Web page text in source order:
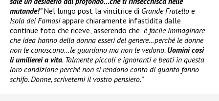
mutande!”Nel lungo post la vincitrice di Grande Fratello e
Isola dei Famosiappare chiaramente infastidita dalle
continue foto che riceve, asserendo che: è facile immaginare
che idea hanno della donna esseri del genere…perché le donne
non le conoscono…le guardano ma non le vedono. Uomini così
li umilierei a vita. Talmente piccoli e ignoranti e beati in questa
loro condizione perché non si rendono conto di quanto fanno
schifo. Donne, scrivetemi il vostro pensiero.”